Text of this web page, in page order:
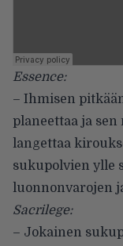
Essence:
– Ihmisen
planeettaa ja
langettaa
sukupolvien ylle
luonnonvarojen
Sacrilege:
– Jokainen